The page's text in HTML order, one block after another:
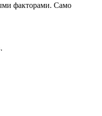
факторами. Само